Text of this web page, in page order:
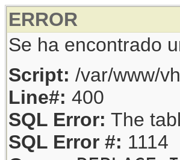
ERROR
Se ha encontrado
Script: /var/www/
Line#: 400
SQL Error: The
SQL Error #: 1114